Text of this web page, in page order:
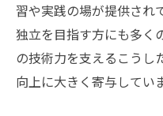
習や実践の場が提供され
独立を目指す方にも多く
の技術力を支えるこうし
向上に大きく寄与してい